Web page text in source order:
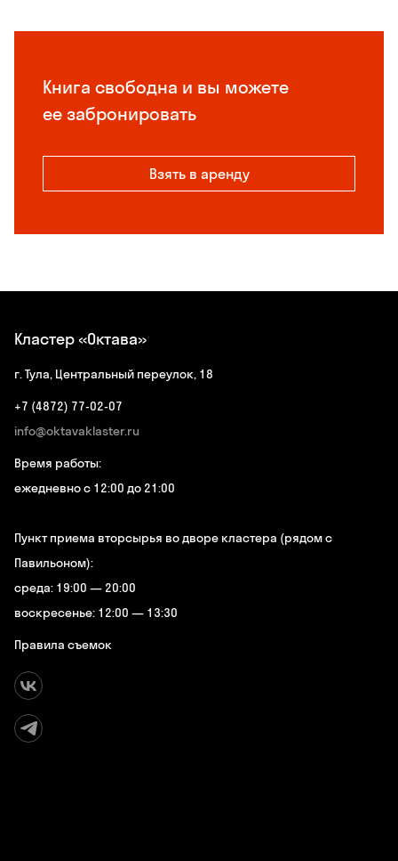
Книга свободна и вы можете
ее забронировать
Взять в аренду
Кластер «Октава»
г. Тула, Центральный переулок, 18
+7 (4872) 77-02-07
info@oktavaklaster.ru
Время работы:
ежедневно с 12:00 до 21:00
Пункт приема вторсырья во дворе кластера (рядом с
Павильоном):
среда: 19:00 — 20:00
воскресенье: 12:00 — 13:30
Правила съемок